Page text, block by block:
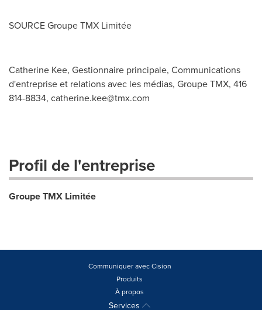
SOURCE Groupe TMX Limitée
Catherine Kee, Gestionnaire principale, Communications
d'entreprise et relations avec les médias, Groupe TMX, 416
814-8834, catherine.kee@tmx.com
Profil de l'entreprise
Groupe TMX Limitée
Communiquer avec Cision
Produits
À propos
Services